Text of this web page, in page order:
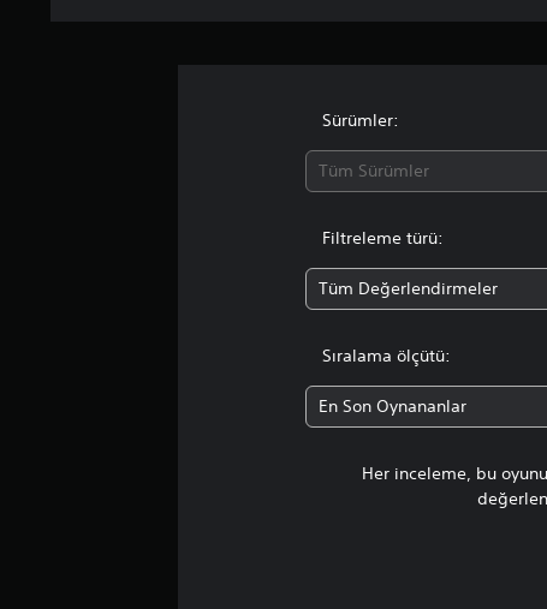
Sürümler:
Tüm Sürümler
Filtreleme türü:
Tüm Değerlendirmeler
Sıralama ölçütü:
En Son Oynananlar
Her inceleme, bu